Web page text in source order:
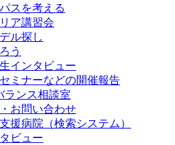
スを考える
ア講習会
ル探し
う
インタビュー
ミナーなどの開催報告
ランス相談室
お問い合わせ
援病院（検索システム）
ビュー